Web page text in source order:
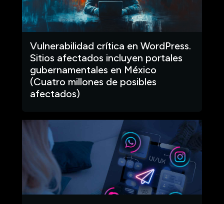
Vulnerabilidad crítica en WordPress.
Sitios afectados incluyen portales
gubernamentales en México
(Cuatro millones de posibles
afectados)